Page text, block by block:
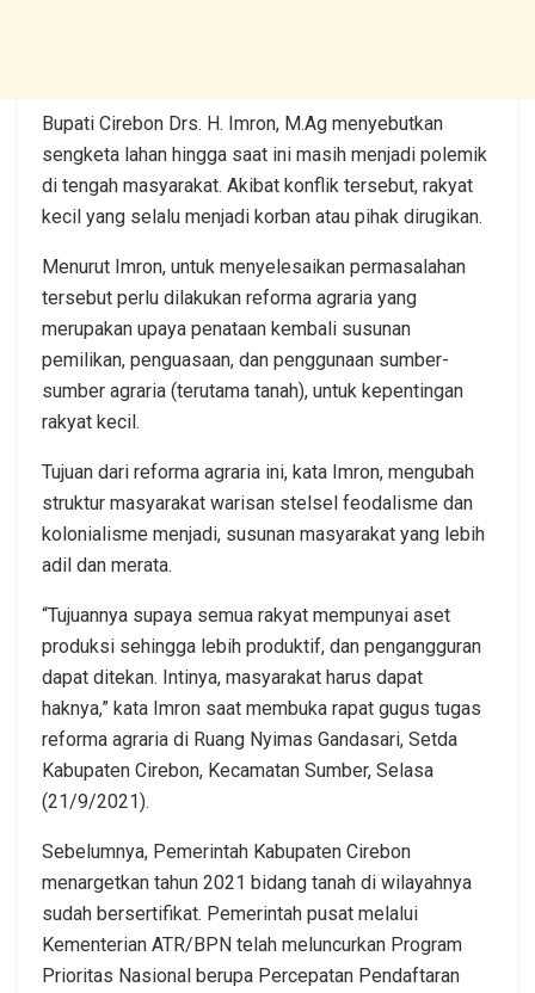
Bupati Cirebon Drs. H. Imron, M.Ag menyebutkan
sengketa lahan hingga saat ini masih menjadi polemik
di tengah masyarakat. Akibat konflik tersebut, rakyat
kecil yang selalu menjadi korban atau pihak dirugikan.
Menurut Imron, untuk menyelesaikan permasalahan
tersebut perlu dilakukan reforma agraria yang
merupakan upaya penataan kembali susunan
pemilikan, penguasaan, dan penggunaan sumber-
sumber agraria (terutama tanah), untuk kepentingan
rakyat kecil.
Tujuan dari reforma agraria ini, kata Imron, mengubah
struktur masyarakat warisan stelsel feodalisme dan
kolonialisme menjadi, susunan masyarakat yang lebih
adil dan merata.
“Tujuannya supaya semua rakyat mempunyai aset
produksi sehingga lebih produktif, dan pengangguran
dapat ditekan. Intinya, masyarakat harus dapat
haknya,” kata Imron saat membuka rapat gugus tugas
reforma agraria di Ruang Nyimas Gandasari, Setda
Kabupaten Cirebon, Kecamatan Sumber, Selasa
(21/9/2021).
Sebelumnya, Pemerintah Kabupaten Cirebon
menargetkan tahun 2021 bidang tanah di wilayahnya
sudah bersertifikat. Pemerintah pusat melalui
Kementerian ATR/BPN telah meluncurkan Program
Prioritas Nasional berupa Percepatan Pendaftaran